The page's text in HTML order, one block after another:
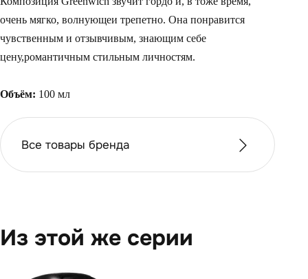
очень мягко, волнующеи трепетно. Она понравится
чувственным и отзывчивым, знающим себе
цену,романтичным стильным личностям.
Объём: 100 мл
Все товары бренда
Из этой же серии